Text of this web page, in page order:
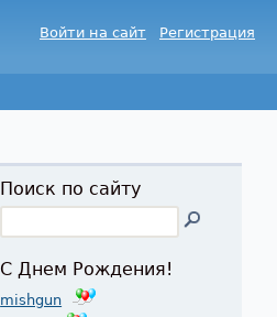
Войти на сайт Регистрация
Поиск по сайту
С Днем Рождения!
mishgun